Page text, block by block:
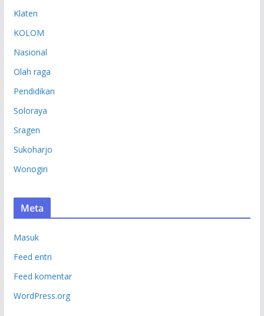
Klaten
KOLOM
Nasional
Olah raga
Pendidikan
Soloraya
Sragen
Sukoharjo
Wonogiri
Meta
Masuk
Feed entri
Feed komentar
WordPress.org